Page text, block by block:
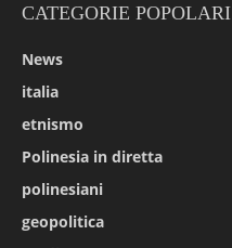
CATEGORIE POPOLARI
News
italia
etnismo
Polinesia in diretta
polinesiani
geopolitica